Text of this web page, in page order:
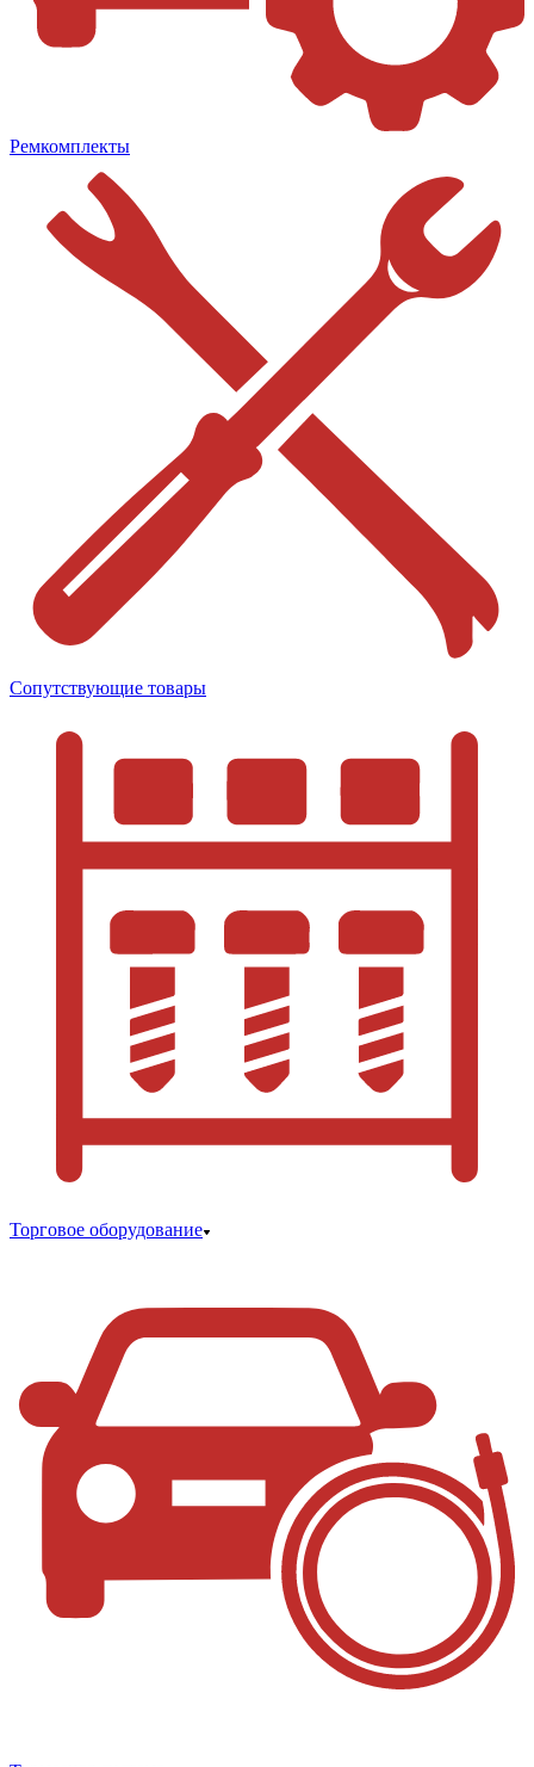
Ремкомплекты
Сопутствующие товары
Торговое оборудование